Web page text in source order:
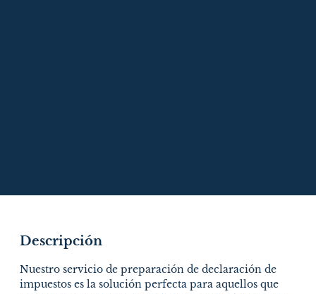
Descripción
Nuestro servicio de preparación de declaración de
impuestos es la solución perfecta para aquellos que